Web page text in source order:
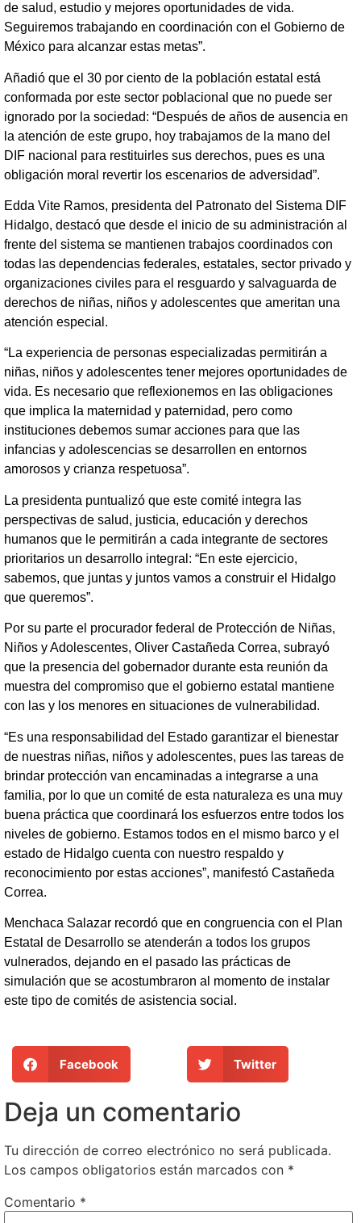
de salud, estudio y mejores oportunidades de vida.
Seguiremos trabajando en coordinación con el Gobierno de
México para alcanzar estas metas”.
Añadió que el 30 por ciento de la población estatal está
conformada por este sector poblacional que no puede ser
ignorado por la sociedad: “Después de años de ausencia en
la atención de este grupo, hoy trabajamos de la mano del
DIF nacional para restituirles sus derechos, pues es una
obligación moral revertir los escenarios de adversidad”.
Edda Vite Ramos, presidenta del Patronato del Sistema DIF
Hidalgo, destacó que desde el inicio de su administración al
frente del sistema se mantienen trabajos coordinados con
todas las dependencias federales, estatales, sector privado y
organizaciones civiles para el resguardo y salvaguarda de
derechos de niñas, niños y adolescentes que ameritan una
atención especial.
“La experiencia de personas especializadas permitirán a
niñas, niños y adolescentes tener mejores oportunidades de
vida. Es necesario que reflexionemos en las obligaciones
que implica la maternidad y paternidad, pero como
instituciones debemos sumar acciones para que las
infancias y adolescencias se desarrollen en entornos
amorosos y crianza respetuosa”.
La presidenta puntualizó que este comité integra las
perspectivas de salud, justicia, educación y derechos
humanos que le permitirán a cada integrante de sectores
prioritarios un desarrollo integral: “En este ejercicio,
sabemos, que juntas y juntos vamos a construir el Hidalgo
que queremos”.
Por su parte el procurador federal de Protección de Niñas,
Niños y Adolescentes, Oliver Castañeda Correa, subrayó
que la presencia del gobernador durante esta reunión da
muestra del compromiso que el gobierno estatal mantiene
con las y los menores en situaciones de vulnerabilidad.
“Es una responsabilidad del Estado garantizar el bienestar
de nuestras niñas, niños y adolescentes, pues las tareas de
brindar protección van encaminadas a integrarse a una
familia, por lo que un comité de esta naturaleza es una muy
buena práctica que coordinará los esfuerzos entre todos los
niveles de gobierno. Estamos todos en el mismo barco y el
estado de Hidalgo cuenta con nuestro respaldo y
reconocimiento por estas acciones”, manifestó Castañeda
Correa.
Menchaca Salazar recordó que en congruencia con el Plan
Estatal de Desarrollo se atenderán a todos los grupos
vulnerados, dejando en el pasado las prácticas de
simulación que se acostumbraron al momento de instalar
este tipo de comités de asistencia social.
Facebook Twitter
Deja un comentario
Tu dirección de correo electrónico no será publicada.
Los campos obligatorios están marcados con *
Comentario *